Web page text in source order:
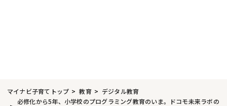
マイナビ子育てトップ 教育
デジタル教育
必修化から5年、小学校のプログラミング教育のいま。ドコモ未来ラボの